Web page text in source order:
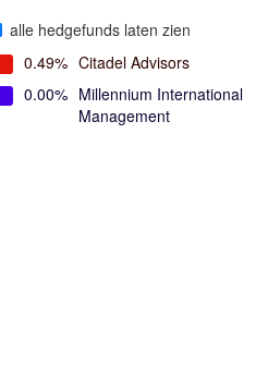
alle hedgefunds laten zien
0.49% Citadel Advisors
0.00% Millennium International
Management